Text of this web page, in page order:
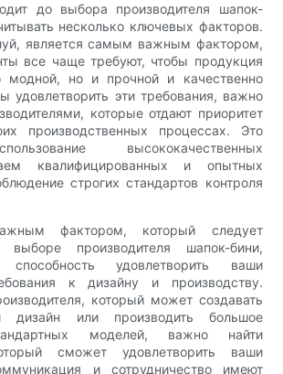
до выбора производителя шапок-
несколько ключевых факторов.
является самым важным фактором,
все чаще требуют, чтобы продукция
модной, но и прочной и качественно
удовлетворить эти требования, важно
которые отдают приоритет
производственных процессах. Это
высококачественных
квалифицированных и опытных
строгих стандартов контроля
фактором, который следует
выборе производителя шапок-бини,
удовлетворить ваши
к дизайну и производству.
который может создавать
дизайн или производить большое
моделей, важно найти
сможет удовлетворить ваши
и сотрудничество имеют